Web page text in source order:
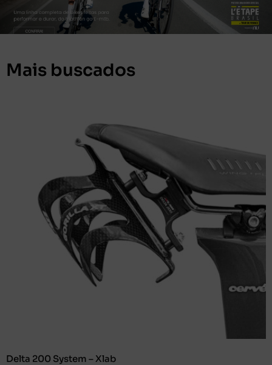
Mais buscados
Delta 200 System – Xlab